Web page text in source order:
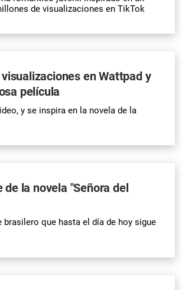
de visualizaciones en TikTok
en Wattpad y
película
y se inspira en la novela de la
la novela "Señora del
que hasta el día de hoy sigue